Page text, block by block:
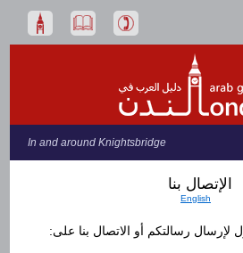
In and around Knightsbridge
الإتصال بنا
English
لإرسال رسالتكم أو الاتصال بنا على: